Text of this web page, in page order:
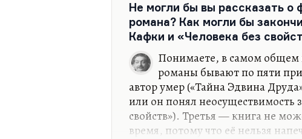
Обратите внимание, что человек
значит человек в футляре, это не
Не могли бы вы рассказать о
романа? Как могли бы
Кафки и «Человека без
Понимаете, в самом
романы бывают по пяти
автор умер («Тайна Эдвина
или он понял неосуществимость
свойств»). Третья — книга не
время, потому что её нельзя